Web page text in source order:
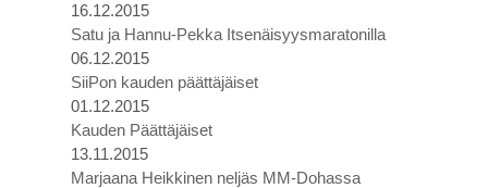
16.12.2015
Satu ja Hannu-Pekka Itsenäisyysmaratonilla
06.12.2015
SiiPon kauden päättäjäiset
01.12.2015
Kauden Päättäjäiset
13.11.2015
Marjaana Heikkinen neljäs MM-Dohassa